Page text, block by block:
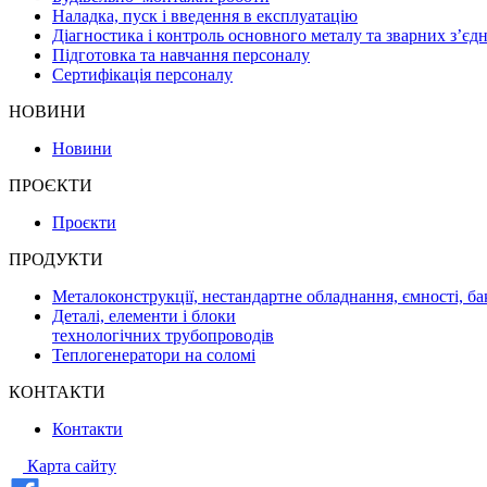
Наладка, пуск і введення в експлуатацію
Діагностика і контроль основного металу та зварних
Підготовка та навчання персоналу
Сертифікація персоналу
НОВИНИ
Новини
ПРОЄКТИ
Проєкти
ПРОДУКТИ
Металоконструкції, нестандартне обладнання, ємності,
Деталі, елементи і блоки
технологічних трубопроводів
Теплогенератори на соломі
КОНТАКТИ
Контакти
Карта сайту